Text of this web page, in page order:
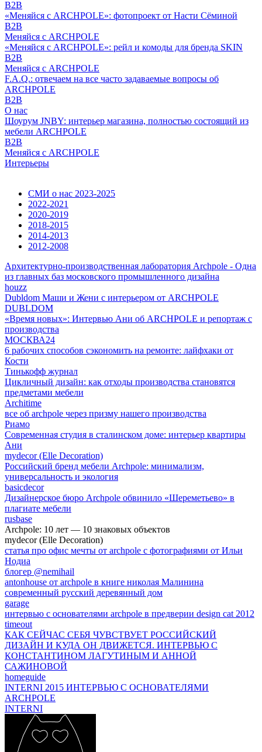
B2B
«Меняйся с ARCHPOLE»: фотопроект от Насти Сёминой
B2B
Меняйся с ARCHPOLE
«Меняйся с ARCHPOLE»: рейл и комоды для бренда SKIN
B2B
Меняйся с ARCHPOLE
F.A.Q.: отвечаем на все часто задаваемые вопросы об
ARCHPOLE
B2B
О нас
Шоурум JNBY: интерьер магазина, полностью состоящий из
мебели ARCHPOLE
B2B
Меняйся с ARCHPOLE
Интерьеры
СМИ о нас 2023-2025
2022-2021
2020-2019
2018-2015
2014-2013
2012-2008
Архитектурно-производственная лаборатория Archpole - Одна
из главных баз московского промышленного дизайна
houzz
Dubldom Маши и Жени с интерьером от ARCHPOLE
DUBLDOM
«Время новых»: Интервью Ани об ARCHPOLE и репортаж с
производства
МОСКВА24
6 рабочих способов сэкономить на ремонте: лайфхаки от
Кости
Тинькофф журнал
Цикличный дизайн: как отходы производства становятся
предметами мебели
Architime
все об archpole через призму нашего производства
Риамо
Современная студия в сталинском доме: интерьер квартиры
Ани
mydecor (Elle Decoration)
Российский бренд мебели Archpole: минимализм,
универсальность и экология
basicdecor
Дизайнерское бюро Archpole обвинило «Шереметьево» в
плагиате мебели
rusbase
Archpole: 10 лет — 10 знаковых объектов
mydecor (Elle Decoration)
статья про офис мечты от archpole с фотографиями от Ильи
Нодиа
блогер @nemihail
antonhouse от archpole в книге николая Малинина
современный русский деревянный дом
garage
интервью с основателями archpole в предверии design cat 2012
timeout
КАК СЕЙЧАС СЕБЯ ЧУВСТВУЕТ РОССИЙСКИЙ
ДИЗАЙН И КУДА ОН ДВИЖЕТСЯ. ИНТЕРВЬЮ С
КОНСТАНТИНОМ ЛАГУТИНЫМ И АННОЙ
САЖИНОВОЙ
homeguide
INTERNI 2015 ИНТЕРВЬЮ C ОСНОВАТЕЛЯМИ
ARCHPOLE
INTERNI